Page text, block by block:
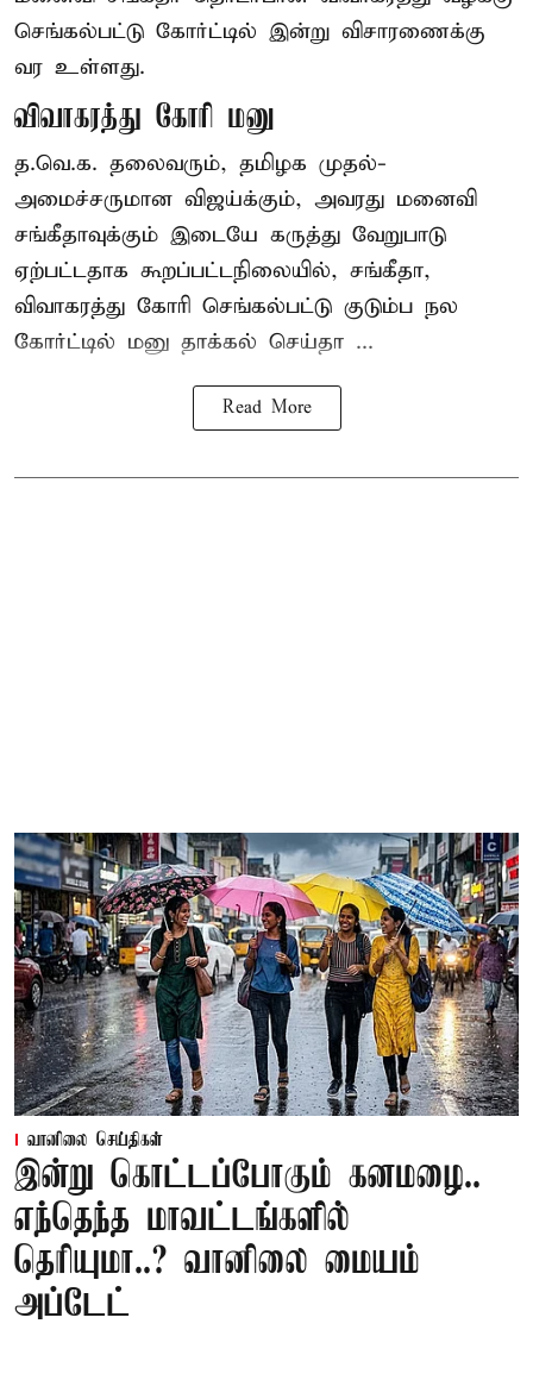
செங்கல்பட்டு கோர்ட்டில் இன்று விசாரணைக்கு
வர உள்ளது.
விவாகரத்து கோரி மனு
த.வெ.க. தலைவரும், தமிழக முதல்-
அமைச்சருமான விஜய்க்கும், அவரது மனைவி
சங்கீதாவுக்கும் இடையே கருத்து வேறுபாடு
ஏற்பட்டதாக கூறப்பட்டநிலையில், சங்கீதா,
விவாகரத்து கோரி செங்கல்பட்டு குடும்ப நல
கோர்ட்டில் மனு தாக்கல் செய்தா ...
Read More
வானிலை செய்திகள்
இன்று கொட்டப்போகும் கனமழை..
எந்தெந்த மாவட்டங்களில்
தெரியுமா..? வானிலை மையம்
அப்டேட்